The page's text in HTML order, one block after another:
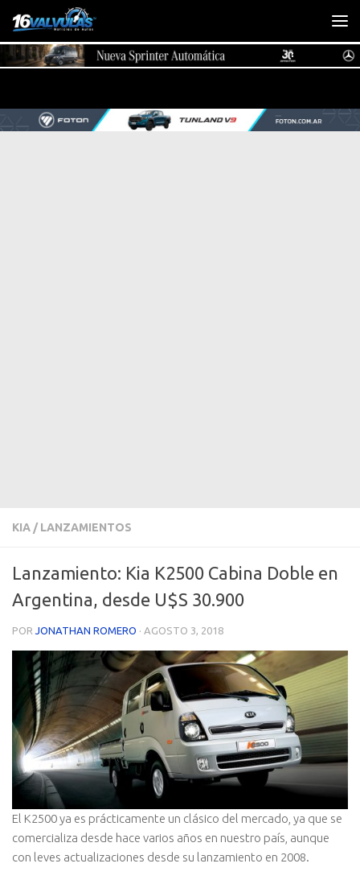
Saltar al contenido
KIA / LANZAMIENTOS
Lanzamiento: Kia K2500 Cabina Doble en
Argentina, desde U$S 30.900
POR JONATHAN ROMERO · AGOSTO 3, 2018
El K2500 ya es prácticamente un clásico del mercado, ya que se
comercializa desde hace varios años en nuestro país, aunque
con leves actualizaciones desde su lanzamiento en 2008.